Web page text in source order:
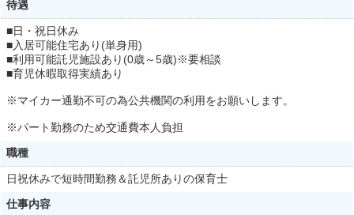
待遇
■日・祝日休み
■入居可能住宅あり(単身用)
■利用可能託児施設あり(0歳～5歳)※要相談
■育児休暇取得実績あり
※マイカー通勤不可の為公共機関の利用をお願いします。
※パート勤務のため交通費本人負担
職種
日祝休みで短時間勤務＆託児所ありの保育士
仕事内容